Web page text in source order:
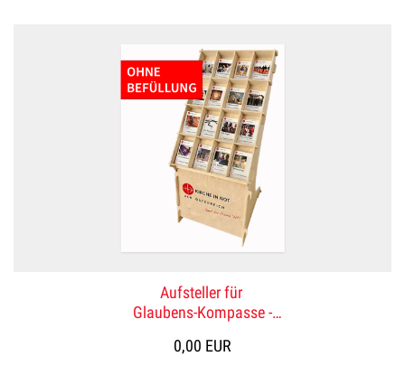
Aufsteller für
Glaubens-Kompasse -
0,00 EUR